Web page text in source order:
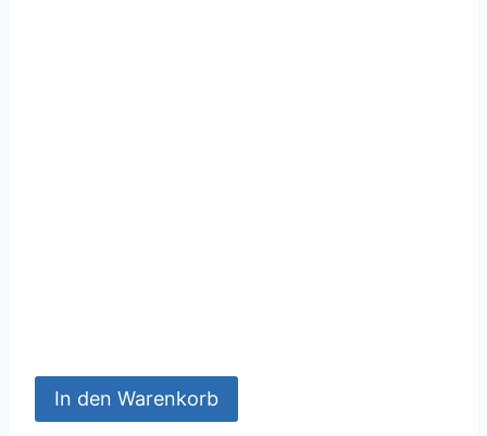
In den Warenkorb